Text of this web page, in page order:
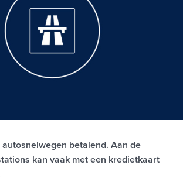
betalend. Aan de
kan vaak met een kredietkaart